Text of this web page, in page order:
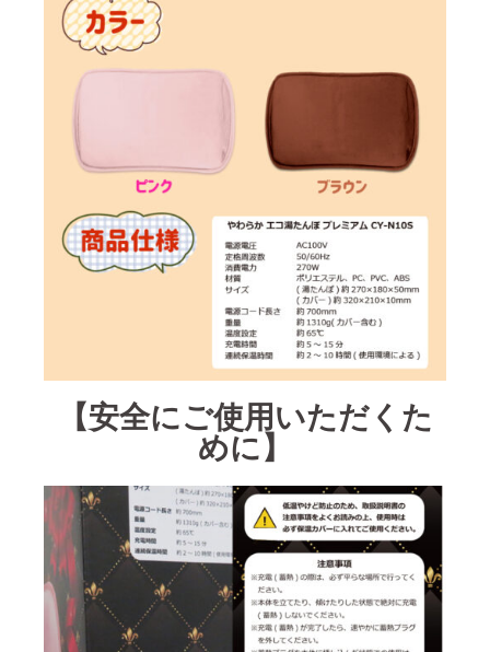
【安全にご使用いただくた
めに】